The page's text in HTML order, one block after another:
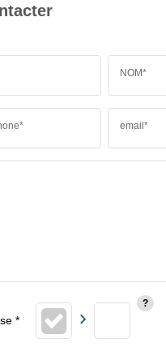
NOM*
email*